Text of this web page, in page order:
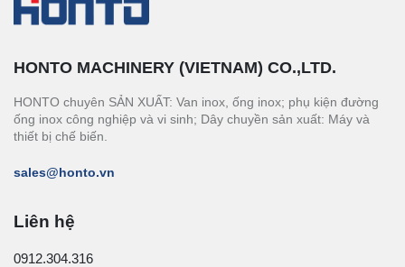
HONTO MACHINERY (VIETNAM) CO.,LTD.
HONTO chuyên SẢN XUẤT: Van inox, ống inox; phụ kiện đường
ống inox công nghiệp và vi sinh; Dây chuyền sản xuất: Máy và
thiết bị chế biến.
sales@honto.vn
Liên hệ
0912.304.316